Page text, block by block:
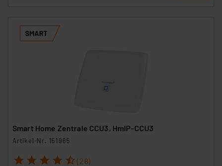
Smart Home Zentrale CCU3, HmIP-CCU3
Artikel-Nr. 151965
1 2 3 4 5 (28)